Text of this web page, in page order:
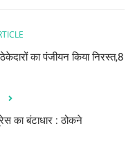
का पंजीयन किया निरस्त,8
का बंटाधार : ठोकने